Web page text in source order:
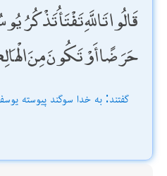
قَالُوا تَاللَّهِ تَفْتَأُ
حَرَضًا أَوْ تَكُونَ مِنَ
گفتند: به خدا سوگند پيوسته